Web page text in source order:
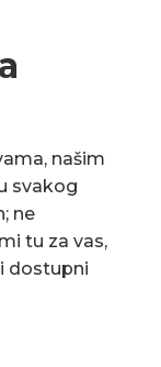
našim
svakog
ne
tu za vas,
dostupni